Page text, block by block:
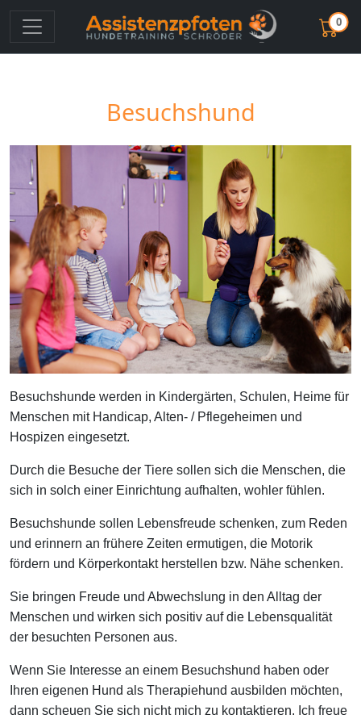
0
Besuchshund
Besuchshunde werden in Kindergärten, Schulen, Heime für
Menschen mit Handicap, Alten- / Pflegeheimen und
Hospizen eingesetzt.
Durch die Besuche der Tiere sollen sich die Menschen, die
sich in solch einer Einrichtung aufhalten, wohler fühlen.
Besuchshunde sollen Lebensfreude schenken, zum Reden
und erinnern an frühere Zeiten ermutigen, die Motorik
fördern und Körperkontakt herstellen bzw. Nähe schenken.
Sie bringen Freude und Abwechslung in den Alltag der
Menschen und wirken sich positiv auf die Lebensqualität
der besuchten Personen aus.
Wenn Sie Interesse an einem Besuchshund haben oder
Ihren eigenen Hund als Therapiehund ausbilden möchten,
dann scheuen Sie sich nicht mich zu kontaktieren. Ich freue